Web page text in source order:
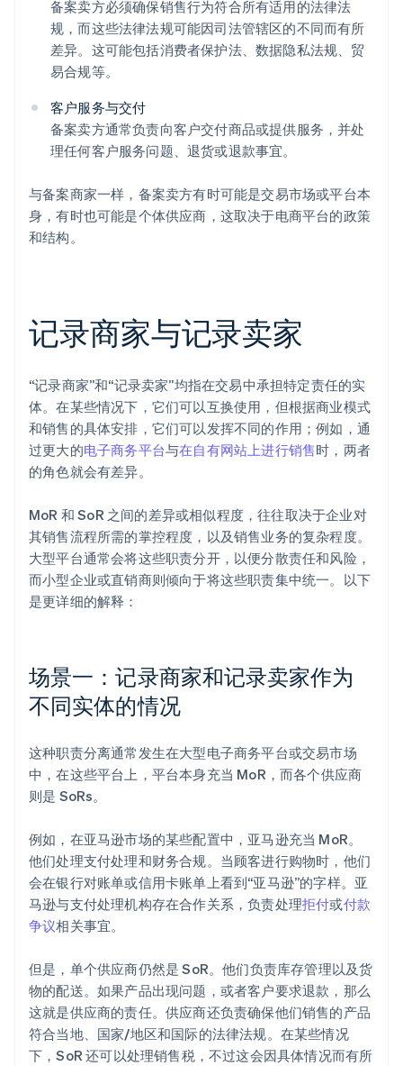
备案卖方必须确保销售行为符合所有适用的法律法
规，而这些法律法规可能因司法管辖区的不同而有所
差异。这可能包括消费者保护法、数据隐私法规、贸
易合规等。
客户服务与交付
备案卖方通常负责向客户交付商品或提供服务，并处
理任何客户服务问题、退货或退款事宜。
与备案商家一样，备案卖方有时可能是交易市场或平台本
身，有时也可能是个体供应商，这取决于电商平台的政策
和结构。
记录商家与记录卖家
“记录商家”和“记录卖家”均指在交易中承担特定责任的实
体。在某些情况下，它们可以互换使用，但根据商业模式
和销售的具体安排，它们可以发挥不同的作用；例如，通
过更大的电子商务平台与在自有网站上进行销售时，两者
的角色就会有差异。
MoR 和 SoR 之间的差异或相似程度，往往取决于企业对
其销售流程所需的掌控程度，以及销售业务的复杂程度。
大型平台通常会将这些职责分开，以便分散责任和风险，
而小型企业或直销商则倾向于将这些职责集中统一。以下
是更详细的解释：
场景一：记录商家和记录卖家作为
不同实体的情况
这种职责分离通常发生在大型电子商务平台或交易市场
中，在这些平台上，平台本身充当 MoR，而各个供应商
则是 SoRs。
例如，在亚马逊市场的某些配置中，亚马逊充当 MoR。
他们处理支付处理和财务合规。当顾客进行购物时，他们
会在银行对账单或信用卡账单上看到“亚马逊”的字样。亚
马逊与支付处理机构存在合作关系，负责处理拒付或付款
争议相关事宜。
但是，单个供应商仍然是 SoR。他们负责库存管理以及货
物的配送。如果产品出现问题，或者客户要求退款，那么
这就是供应商的责任。供应商还负责确保他们销售的产品
符合当地、国家/地区和国际的法律法规。在某些情况
下，SoR 还可以处理销售税，不过这会因具体情况而有所